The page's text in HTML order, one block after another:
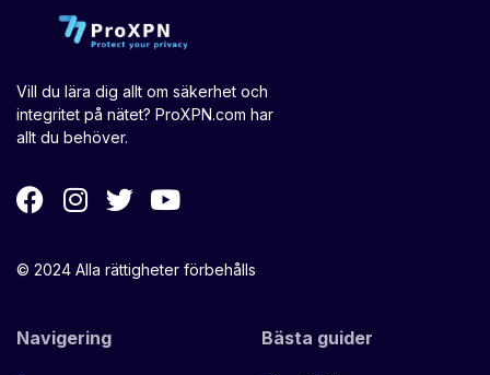
Vill du lära dig allt om säkerhet och
integritet på nätet? ProXPN.com har
allt du behöver.
© 2024 Alla rättigheter förbehålls
Navigering Bästa guider